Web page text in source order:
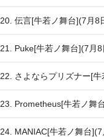
20. 伝言[牛若ノ舞台](7月8
21. Puke[牛若ノ舞台](7月8
22. さよならプリズナー[
23. Prometheus[牛若ノ舞
24. MANIAC[牛若ノ舞台